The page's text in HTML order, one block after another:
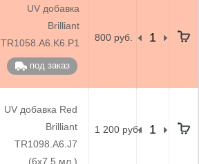
UV добавка
Brilliant
TR1058.A6.K6.P1
под заказ
800 руб.
UV добавка Red
Brilliant
TR1098.A6.J7
(6х7,5 мл.)
1 200 руб.